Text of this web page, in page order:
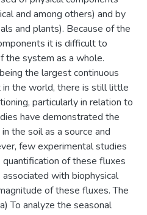
and among others) and by
and plants). Because of the
it is difficult to
the system as a whole.
the largest continuous
the world, there is still little
particularly in relation to
have demonstrated the
the soil as a source and
few experimental studies
of these fluxes
with biophysical
of these fluxes. The
To analyze the seasonal